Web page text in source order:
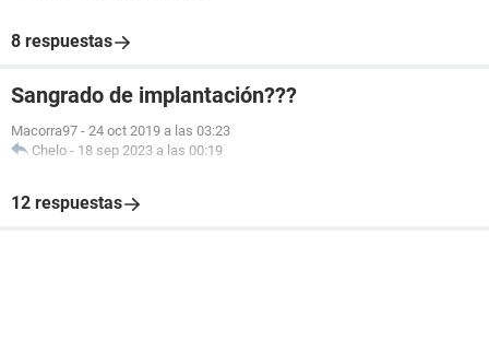
8 respuestas
Sangrado de implantación???
Macorra97 - 24 oct 2019 a las 03:23
Chelo - 18 sep 2023 a las 00:19
12 respuestas